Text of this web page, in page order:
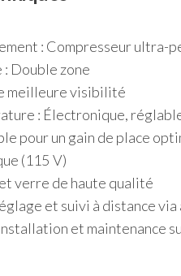
: Compresseur ultra-
Double zone
meilleure visibilité
: Électronique,
pour un gain de place
(115 V)
verre de haute qualité
et suivi à distance
et maintenance